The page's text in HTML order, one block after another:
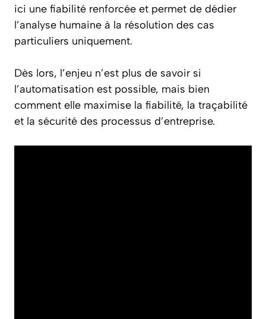
ici une fiabilité renforcée et permet de dédier
l’analyse humaine à la résolution des cas
particuliers uniquement.
Dès lors, l’enjeu n’est plus de savoir si
l’automatisation est possible, mais bien
comment elle maximise la fiabilité, la traçabilité
et la sécurité des processus d’entreprise.